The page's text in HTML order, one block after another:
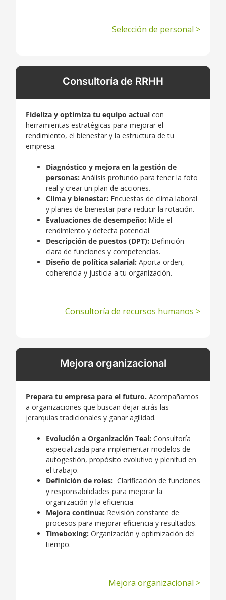
Selección de personal >
Consultoría de RRHH
Fideliza y optimiza tu equipo actualcon
herramientas estratégicas para mejorar el
rendimiento, el bienestar y la estructura de tu
empresa.
Diagnóstico y mejora en la gestión de
personas: Análisis profundo para tener la foto
real y crear un plan de acciones.
Clima y bienestar: Encuestas de clima laboral
y planes de bienestar para reducir la rotación.
Evaluaciones de desempeño: Mide el
rendimiento y detecta potencial.
Descripción de puestos (DPT): Definición
clara de funciones y competencias.
Diseño de política salarial: Aporta orden,
coherencia y justicia a tu organización.
Consultoría de recursos humanos >
Mejora organizacional
Prepara tu empresa para el futuro. Acompañamos
a organizaciones que buscan dejar atrás las
jerarquías tradicionales y ganar agilidad.
Evolución a Organización Teal: Consultoría
especializada para implementar modelos de
autogestión, propósito evolutivo y plenitud en
el trabajo.
Definición de roles: Clarificación de funciones
y responsabilidades para mejorar la
organización y la eficiencia.
Mejora continua: Revisión constante de
procesos para mejorar eficiencia y resultados.
Timeboxing: Organización y optimización del
tiempo.
Mejora organizacional >